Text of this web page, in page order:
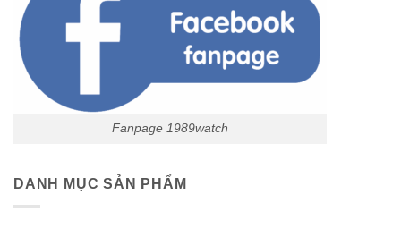
Fanpage 1989watch
DANH MỤC SẢN PHẨM